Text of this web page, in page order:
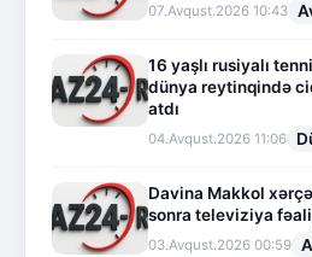
07.Avqust.2026 10:43
16 yaşlı rusiyalı
dünya reytinqində
atdı
04.Avqust.2026 11:06
Davina Makkol
sonra televiziya
03.Avqust.2026 00:59